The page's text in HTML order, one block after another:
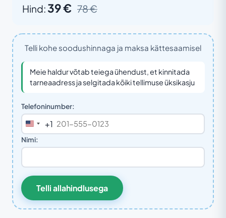
Hind:39 € 78 €
Telli kohe soodushinnaga ja maksa kättesaamisel
Meie haldur võtab teiega ühendust, et kinnitada
tarneaadress ja selgitada kõiki tellimuse üksikasju
Telefoninumber:
United
States
+1
Nimi:
Telli allahindlusega